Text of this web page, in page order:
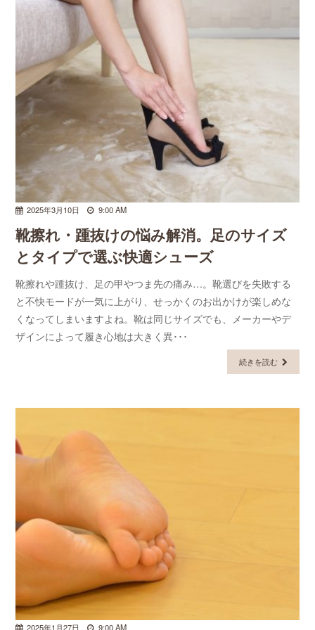
2025年3月10日 9:00 AM
靴擦れ・踵抜けの悩み解消。足のサイズ
とタイプで選ぶ快適シューズ
靴擦れや踵抜け、足の甲やつま先の痛み…。靴選びを失敗する
と不快モードが一気に上がり、せっかくのお出かけが楽しめな
くなってしまいますよね。靴は同じサイズでも、メーカーやデ
ザインによって履き心地は大きく異･･･
続きを読む
2025年1月27日 9:00 AM